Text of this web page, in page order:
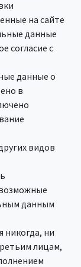
на сайте
данные
согласие с
данные о
в
видов
данным
никогда, ни
лицам,